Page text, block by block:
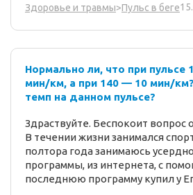
Здоровье и травмы>Пульс в беге
Нормально ли, что при пульсе
мин/км, а при 140 — 10 мин/
темп на данном пульсе?
Здраствуйте. Беспокоит вопрос
В течении жизни занимался
полтора года занимаюсь
программы, из интернета, с
последнюю программу купил у